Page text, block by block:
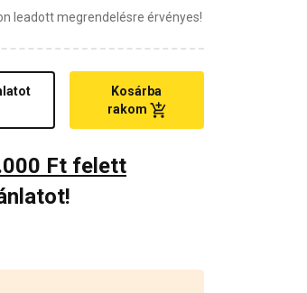
leadott megrendelésre érvényes!
Kosárba
rakom
Ft felett